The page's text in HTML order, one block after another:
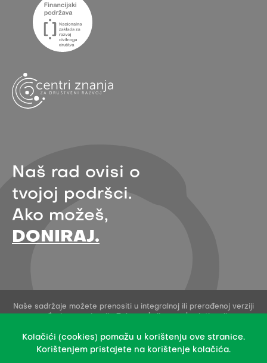
Naš rad ovisi o
tvojoj podršci.
Ako možeš,
DONIRAJ.
Naše sadržaje možete prenositi u integralnoj ili prerađenoj verziji
Ovo dopuštenje se ne odnosi na stock fotografije i embedane
sadržaje drugih stvaratelja.
Kolačići (cookies) pomažu u korištenju ove stranice.
Korištenjem pristajete na korištenje kolačića.